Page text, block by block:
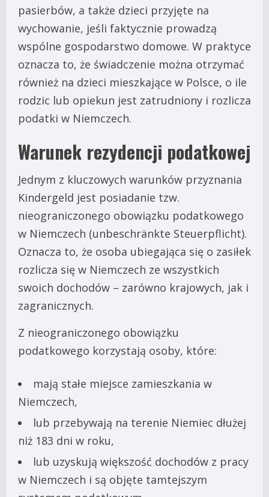
pasierbów, a także dzieci przyjęte na
wychowanie, jeśli faktycznie prowadzą
wspólne gospodarstwo domowe. W praktyce
oznacza to, że świadczenie można otrzymać
również na dzieci mieszkające w Polsce, o ile
rodzic lub opiekun jest zatrudniony i rozlicza
podatki w Niemczech.
Warunek rezydencji podatkowej
Jednym z kluczowych warunków przyznania
Kindergeld jest posiadanie tzw.
nieograniczonego obowiązku podatkowego
w Niemczech (unbeschränkte Steuerpflicht).
Oznacza to, że osoba ubiegająca się o zasiłek
rozlicza się w Niemczech ze wszystkich
swoich dochodów – zarówno krajowych, jak i
zagranicznych.
Z nieograniczonego obowiązku
podatkowego korzystają osoby, które:
mają stałe miejsce zamieszkania w
Niemczech,
lub przebywają na terenie Niemiec dłużej
niż 183 dni w roku,
lub uzyskują większość dochodów z pracy
w Niemczech i są objęte tamtejszym